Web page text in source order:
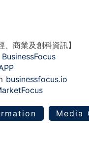
、商業及創科資訊】
BusinessFocus
businessfocus.io
Media